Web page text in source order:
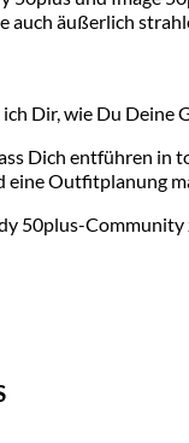
auch äußerlich
Dir, wie Du
Dich entführen
eine Outfitplanung
50plus-